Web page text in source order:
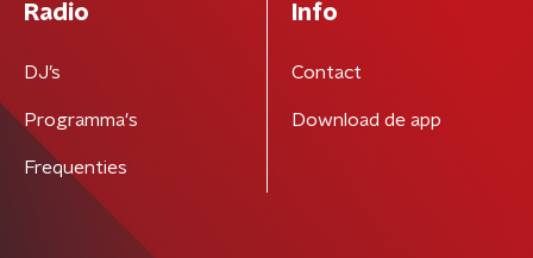
Radio
DJ’s
Programma's
Frequenties
Info
Contact
Download de app